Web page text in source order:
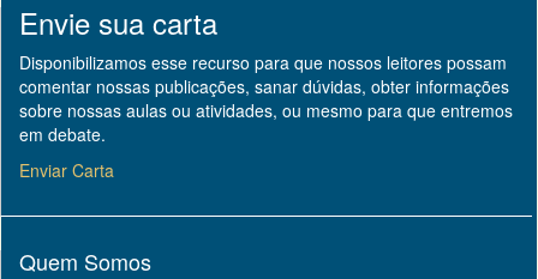
Envie sua carta
Disponibilizamos esse recurso para que nossos leitores possam
comentar nossas publicações, sanar dúvidas, obter informações
sobre nossas aulas ou atividades, ou mesmo para que entremos
em debate.
Enviar Carta
Quem Somos